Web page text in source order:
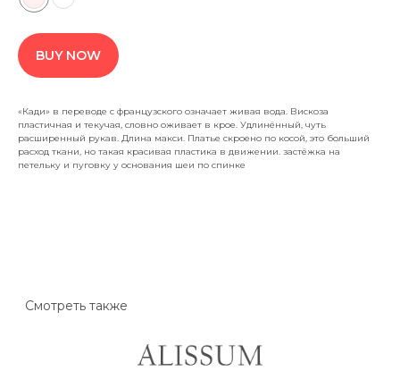
BUY NOW
«Кади» в переводе с французского означает живая вода. Вискоза
пластичная и текучая, словно оживает в крое. Удлинённый, чуть
расширенный рукав. Длина макси. Платье скроено по косой, это больший
расход ткани, но такая красивая пластика в движении. застёжка на
петельку и пуговку у основания шеи по спинке
работ и образцов, по которым может быть
изготовлено изделие в индивидуальном
исполнении.